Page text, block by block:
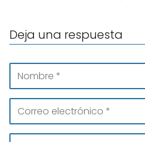
Deja una respuesta